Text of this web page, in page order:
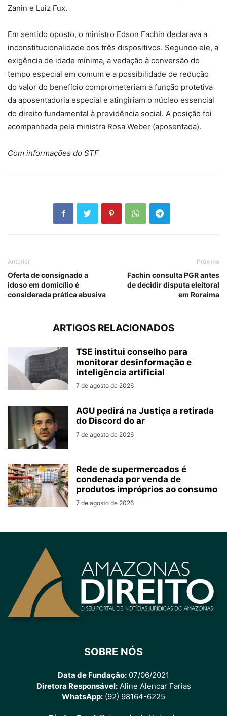
Zanin e Luiz Fux.
Em sentido oposto, o ministro Edson Fachin declarava a
inconstitucionalidade dos três dispositivos. Segundo ele, a
exigência de idade mínima, a vedação à conversão do
tempo especial em comum e a possibilidade de redução
do valor do benefício comprometeriam a função protetiva
da aposentadoria especial e atingiriam o núcleo essencial
do direito fundamental à previdência social. A posição foi
acompanhada pela ministra Rosa Weber (aposentada).
Com informações do STF
Anterior
Oferta de consignado a
idoso em domicílio é
considerada prática abusiva
Próximo
Fachin consulta PGR antes
de decidir disputa eleitoral
em Roraima
ARTIGOS RELACIONADOS
TSE institui conselho para
monitorar desinformação e
inteligência artificial
7 de agosto de 2026
AGU pedirá na Justiça a retirada
do Discord do ar
7 de agosto de 2026
Rede de supermercados é
condenada por venda de
produtos impróprios ao consumo
7 de agosto de 2026
SOBRE NÓS
Data de Fundação: 07/06/2021
Diretora Responsável:Aline Alencar Farias
WhatsApp: (92) 98164-6225